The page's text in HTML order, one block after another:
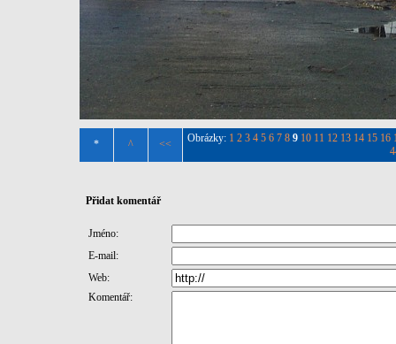
* ^ << Obrázky: 1 2 3 4 5 6 7 8 9 10 11 12 13 14 15 16
Přidat komentář
Jméno:
E-mail:
Web:
Komentář: